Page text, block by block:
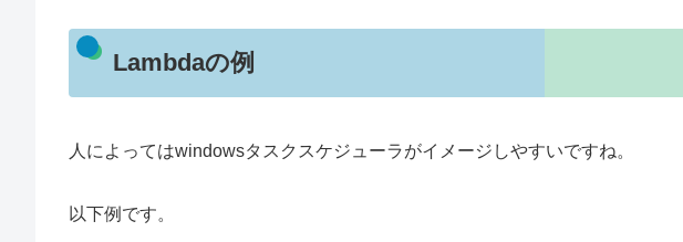
Lambdaの例
人によってはwindowsタスクスケジューラがイメージしやすいですね。
以下例です。